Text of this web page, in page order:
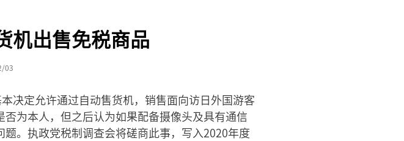
机出售免税商品
03
决定允许通过自动售货机，销售面向访日外国游客
为本人，但之后认为如果配备摄像头及具有通信
。执政党税制调查会将磋商此事，写入2020年度